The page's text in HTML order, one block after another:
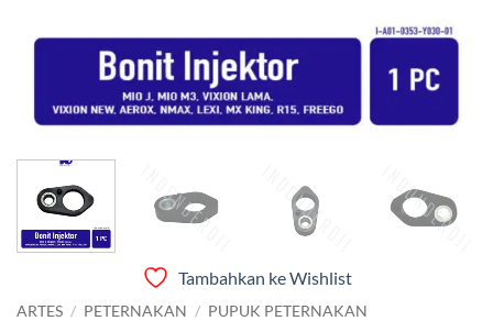
Tambahkan ke Wishlist
ARTES / PETERNAKAN / PUPUK PETERNAKAN